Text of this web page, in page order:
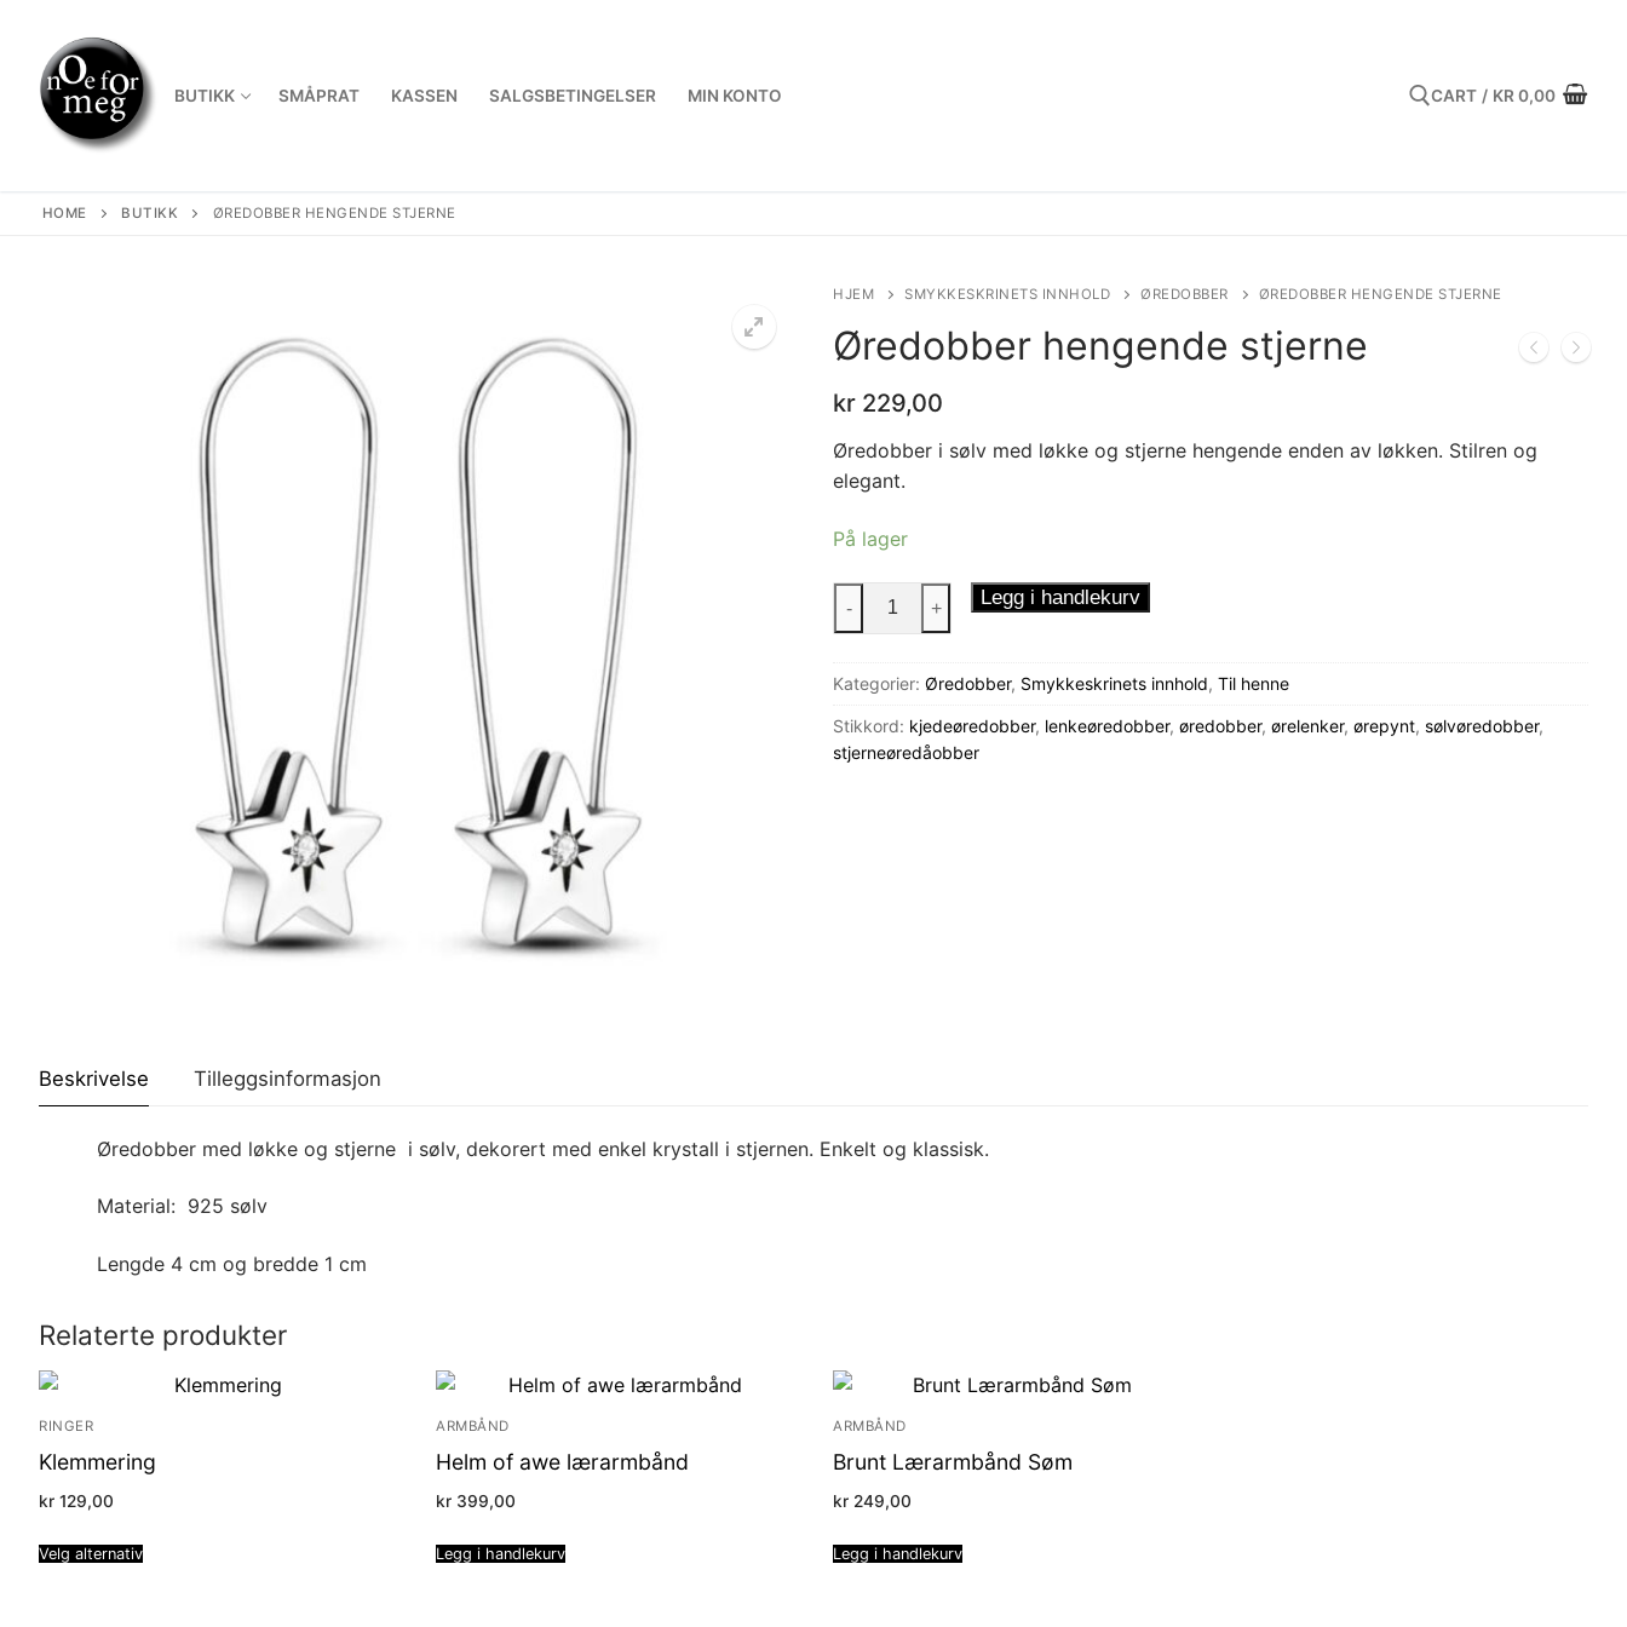
content
BUTIKK SMÅPRAT KASSEN SALGSBETINGELSER MIN KONTO CART / KR 0,00
HOME BUTIKK ØREDOBBER HENGENDE STJERNE
HJEM SMYKKESKRINETS INNHOLD ØREDOBBER ØREDOBBER HENGENDE STJERNE
Øredobber hengende stjerne
kr 229,00
Øredobber i sølv med løkke og stjerne hengende enden av løkken. Stilren og
elegant.
På lager
Øredobber
hengende
antall
- + Legg i handlekurv
Kategorier: Øredobber, Smykkeskrinets innhold, Til henne
Stikkord: kjedeøredobber, lenkeøredobber, øredobber, ørelenker, ørepynt, sølvøredobber,
stjerneøredåobber
Beskrivelse Tilleggsinformasjon
Øredobber med løkke og stjerne i sølv, dekorert med enkel krystall i stjernen. Enkelt og klassisk.
Material: 925 sølv
Lengde 4 cm og bredde 1 cm
Relaterte produkter
RINGER
Klemmering
kr 129,00
Velg alternativ
ARMBÅND
Helm of awe lærarmbånd
kr 399,00
Legg i handlekurv
ARMBÅND
Brunt Lærarmbånd Søm
kr 249,00
Legg i handlekurv